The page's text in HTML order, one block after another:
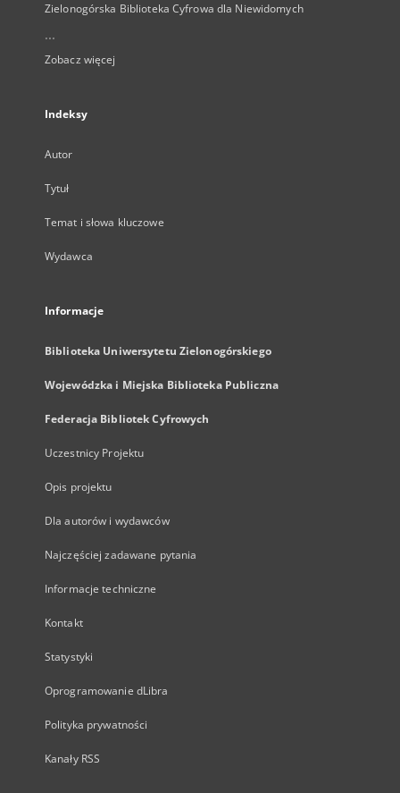
Zielonogórska Biblioteka Cyfrowa dla Niewidomych
...
Zobacz więcej
Indeksy
Autor
Tytuł
Temat i słowa kluczowe
Wydawca
Informacje
Biblioteka Uniwersytetu Zielonogórskiego
Wojewódzka i Miejska Biblioteka Publiczna
Federacja Bibliotek Cyfrowych
Uczestnicy Projektu
Opis projektu
Dla autorów i wydawców
Najczęściej zadawane pytania
Informacje techniczne
Kontakt
Statystyki
Oprogramowanie dLibra
Polityka prywatności
Kanały RSS